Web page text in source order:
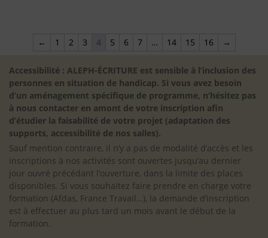
← 1 2 3 4 5 6 7 … 14 15 16 →
Accessibilité : ALEPH-ÉCRITURE est sensible à l’inclusion des
personnes en situation de handicap. Si vous avez besoin
d’un aménagement spécifique de programme, n’hésitez pas
à nous contacter en amont de votre inscription afin
d’étudier la faisabilité de votre projet (adaptation des
supports, accessibilité de nos salles).
Sauf mention contraire, il n’y a pas de modalité d’accès et les
inscriptions à nos activités sont ouvertes jusqu’au dernier
jour ouvré précédant l’ouverture, dans la limite des places
disponibles. Si vous souhaitez faire prendre en charge votre
formation (Afdas, France Travail…), la demande d’inscription
est à effectuer au plus tard un mois avant le début de la
formation.